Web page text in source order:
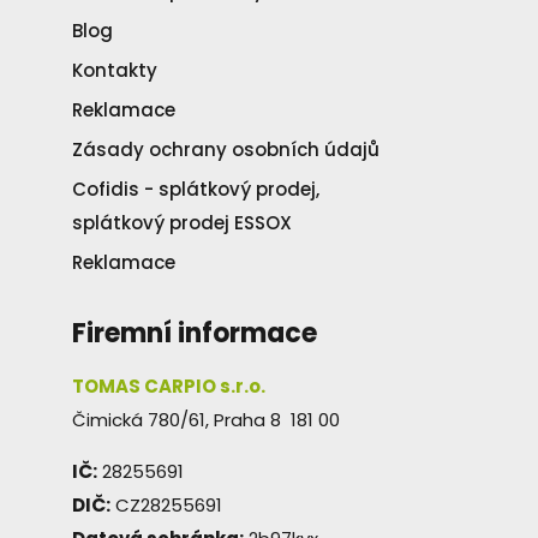
Blog
Kontakty
Reklamace
Zásady ochrany osobních údajů
Cofidis - splátkový prodej,
splátkový prodej ESSOX
Reklamace
Firemní informace
TOMAS CARPIO s.r.o.
Čimická 780/61, Praha 8 181 00
IČ:28255691
DIČ:CZ28255691